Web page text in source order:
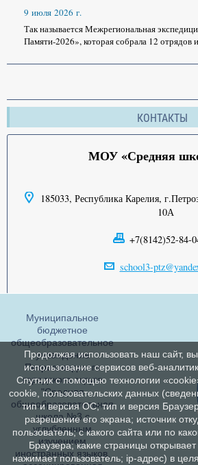
9 июля 2026 г.
Так называется Межрегиональная
Памяти-2026», которая собрала 12 отрядов
КОНТАКТЫ
МОУ «Средняя
185033, Республика Карелия,
10А
+7(8142)52-84-
school3-
Муниципальное
бюджетное
общеобразовательное
учреждение
Петрозаводского
городского округа
"Средняя
общеобразовательная
школа №3 с
углубленным
изучением
иностранных языков,
Продолжая использовать наш сайт,
использование сервисов веб-
Спутник с помощью технологии
cookie, пользовательских данных
тип и версия ОС; тип и версия
разрешение его экрана; источник
пользователь; с какого сайта или по
Браузера; какие страницы
нажимает пользователь; ip-адрес) в